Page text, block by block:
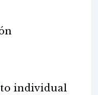
individual